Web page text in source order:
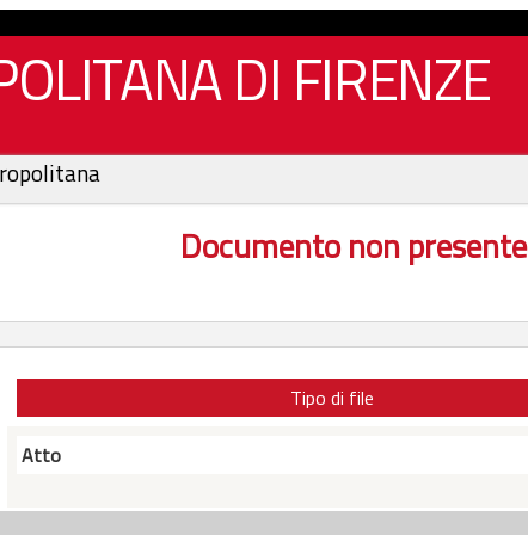
DI FIRENZE
Documento non presente
Tipo di file
Atto